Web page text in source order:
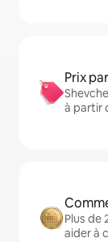
Prix
à partir
Plus de
aider à